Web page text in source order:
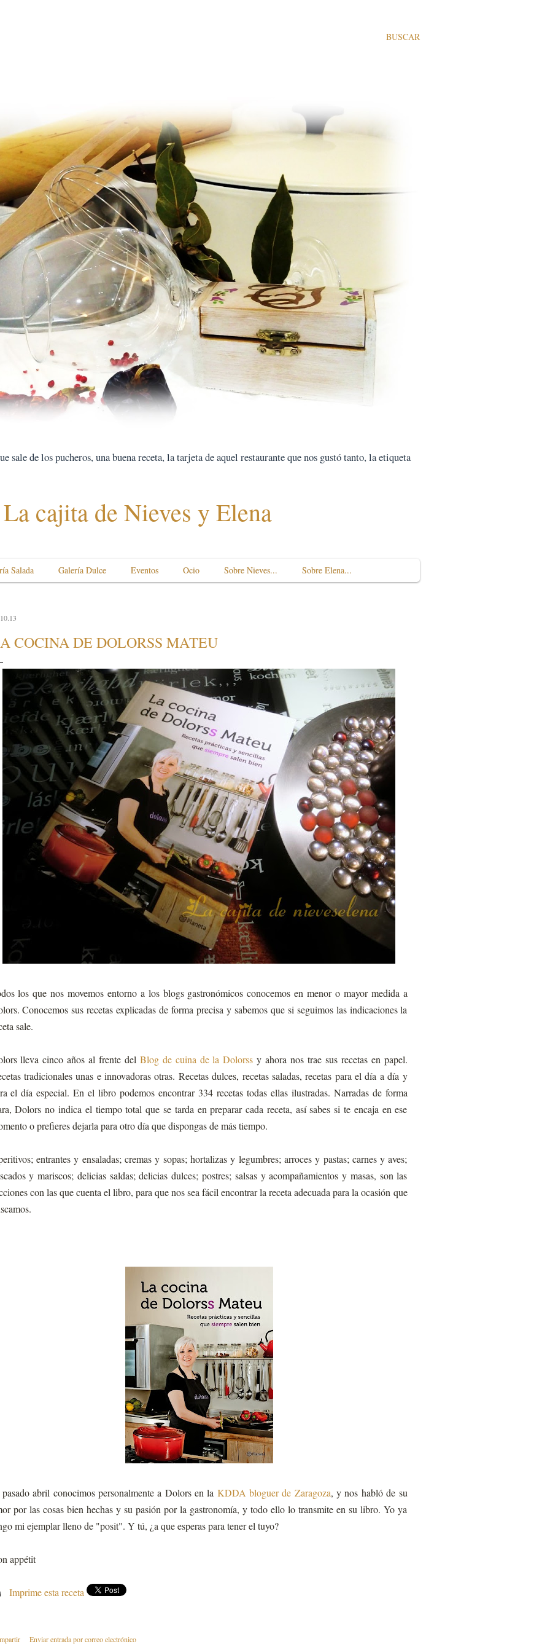
BUSCAR
sale de los pucheros, una buena receta, la tarjeta de aquel restaurante que nos gustó tanto, la etiqueta
La cajita de Nieves y Elena
Salada Galería Dulce Eventos Ocio Sobre Nieves... Sobre Elena...
COCINA DE DOLORSS MATEU
los que nos movemos entorno a los blogs gastronómicos conocemos en menor o mayor medida a
Conocemos sus recetas explicadas de forma precisa y sabemos que si seguimos las indicaciones la
sale.
lleva cinco años al frente del Blog de cuina de la Dolorss y ahora nos trae sus recetas en papel.
tradicionales unas e innovadoras otras. Recetas dulces, recetas saladas, recetas para el día a día y
el día especial. En el libro podemos encontrar 334 recetas todas ellas ilustradas. Narradas de forma
Dolors no indica el tiempo total que se tarda en preparar cada receta, así sabes si te encaja en ese
o prefieres dejarla para otro día que dispongas de más tiempo.
entrantes y ensaladas; cremas y sopas; hortalizas y legumbres; arroces y pastas; carnes y aves;
y mariscos; delicias saldas; delicias dulces; postres; salsas y acompañamientos y masas, son las
con las que cuenta el libro, para que nos sea fácil encontrar la receta adecuada para la ocasión que
abril conocimos personalmente a Dolors en la KDDA bloguer de Zaragoza, y nos habló de su
por las cosas bien hechas y su pasión por la gastronomía, y todo ello lo transmite en su libro. Yo ya
mi ejemplar lleno de "posit". Y tú, ¿a que esperas para tener el tuyo?
appétit
Imprime esta receta
Enviar entrada por correo electrónico